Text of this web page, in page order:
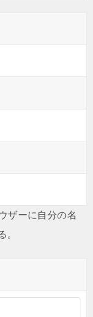
ザーに自分の名
。